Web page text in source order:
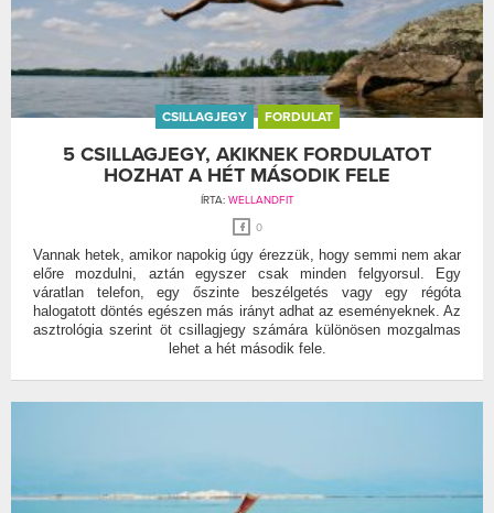
CSILLAGJEGY FORDULAT
5 CSILLAGJEGY, AKIKNEK FORDULATOT
HOZHAT A HÉT MÁSODIK FELE
ÍRTA: WELLANDFIT
0
Vannak hetek, amikor napokig úgy érezzük, hogy semmi nem akar
előre mozdulni, aztán egyszer csak minden felgyorsul. Egy
váratlan telefon, egy őszinte beszélgetés vagy egy régóta
halogatott döntés egészen más irányt adhat az eseményeknek. Az
asztrológia szerint öt csillagjegy számára különösen mozgalmas
lehet a hét második fele.